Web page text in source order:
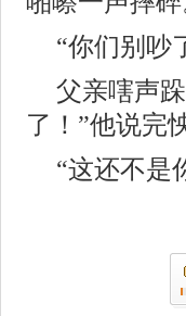
“你们别吵
父亲嗐声
了！”他说完
“这还